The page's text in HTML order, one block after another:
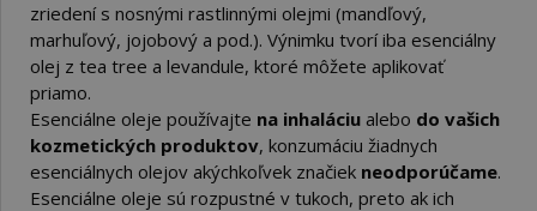
zriedení s nosnými rastlinnými olejmi (mandľový,
marhuľový, jojobový a pod.). Výnimku tvorí iba esenciálny
olej z tea tree a levandule, ktoré môžete aplikovať
priamo.
Esenciálne oleje používajte na inhaláciu alebo do vašich
kozmetických produktov, konzumáciu žiadnych
esenciálnych olejov akýchkoľvek značiek neodporúčame.
Esenciálne oleje sú rozpustné v tukoch, preto ak ich